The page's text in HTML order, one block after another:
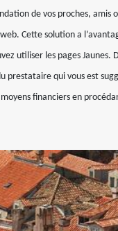
de vos proches, amis
Cette solution a
utiliser les pages Jaunes.
prestataire qui vous est
financiers en